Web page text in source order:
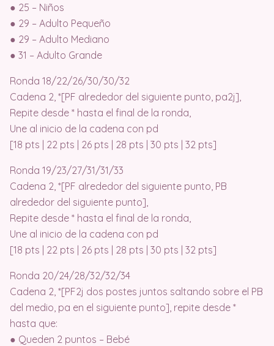
● 25 – Niños
● 29 – Adulto Pequeño
● 29 – Adulto Mediano
● 31 – Adulto Grande
Ronda 18/22/26/30/30/32
Cadena 2, *[PF alrededor del siguiente punto, pa2j],
Repite desde * hasta el final de la ronda,
Une al inicio de la cadena con pd
[18 pts | 22 pts | 26 pts | 28 pts | 30 pts | 32 pts]
Ronda 19/23/27/31/31/33
Cadena 2, *[PF alrededor del siguiente punto, PB
alrededor del siguiente punto],
Repite desde * hasta el final de la ronda,
Une al inicio de la cadena con pd
[18 pts | 22 pts | 26 pts | 28 pts | 30 pts | 32 pts]
Ronda 20/24/28/32/32/34
Cadena 2, *[PF2j dos postes juntos saltando sobre el PB
del medio, pa en el siguiente punto], repite desde *
hasta que:
● Queden 2 puntos – Bebé